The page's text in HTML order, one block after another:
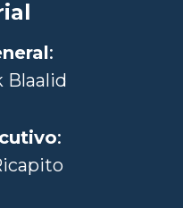
:
Blaalid
: